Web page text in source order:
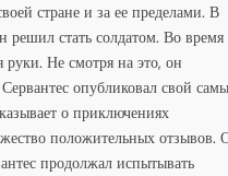
стране и за ее пределами. В
решил стать солдатом. Во время
Не смотря на это, он
опубликовал свой
о приключениях
положительных отзывов.
продолжал испытывать